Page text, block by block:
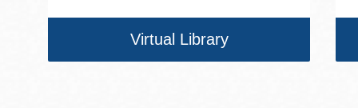
Virtual Library